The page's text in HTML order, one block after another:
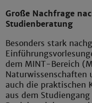
Große Nachfrage
Studienberatung
Besonders stark
dem MINT-Bereich
Naturwissenschaften
auch die praktischen
aus dem